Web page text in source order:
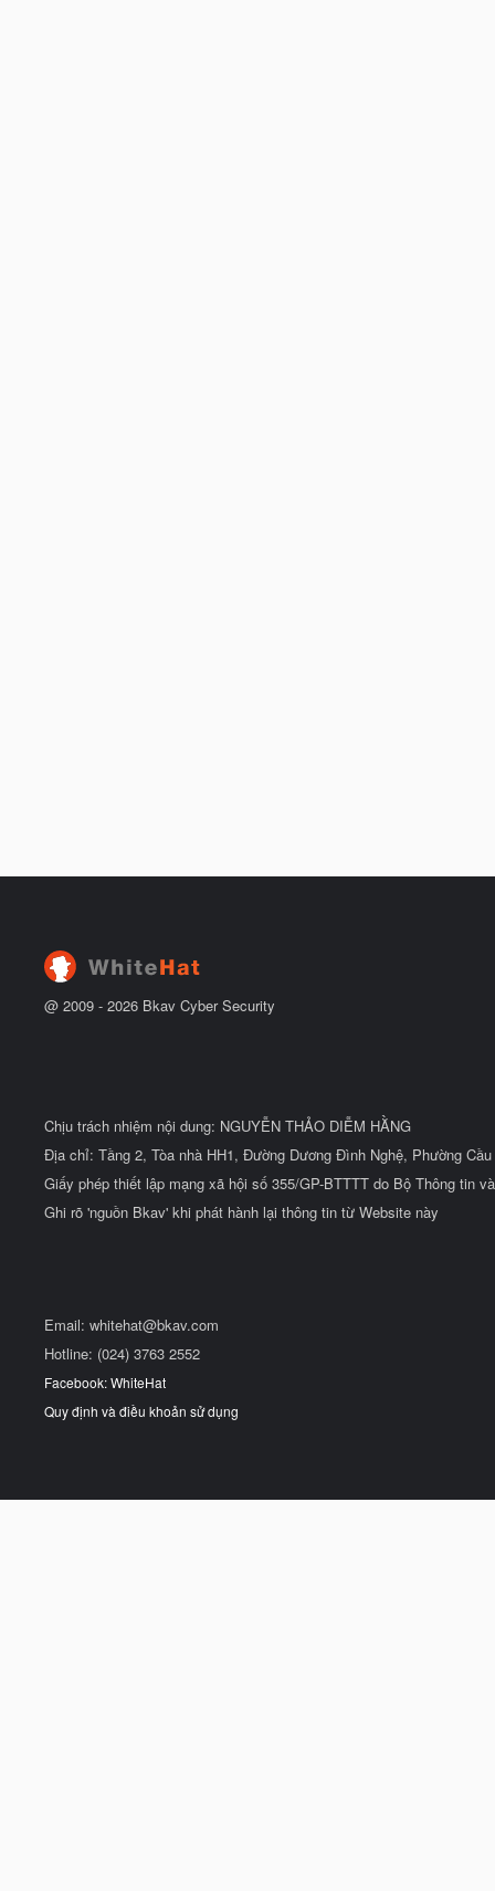
@ 2009 - 2026 Bkav Cyber Security
Chịu trách nhiệm nội dung: NGUYỄN THẢO DIỄM HẰNG
Địa chỉ: Tầng 2, Tòa nhà HH1, Đường Dương Đình Nghệ, Phường
Giấy phép thiết lập mạng xã hội số 355/GP-BTTTT do Bộ Thông tin
Ghi rõ 'nguồn Bkav' khi phát hành lại thông tin từ Website này
Email: whitehat@bkav.com
Hotline: (024) 3763 2552
Facebook: WhiteHat
Quy định và điều khoản sử dụng